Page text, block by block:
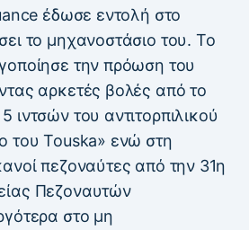
έδωσε εντολή στο
το μηχανοστάσιο του. Το
την πρόωση του
αρκετές βολές από το
του αντιτορπιλικού
του Touska» ενώ στη
πεζοναύτες από την 31η
Πεζοναυτών
στο μη